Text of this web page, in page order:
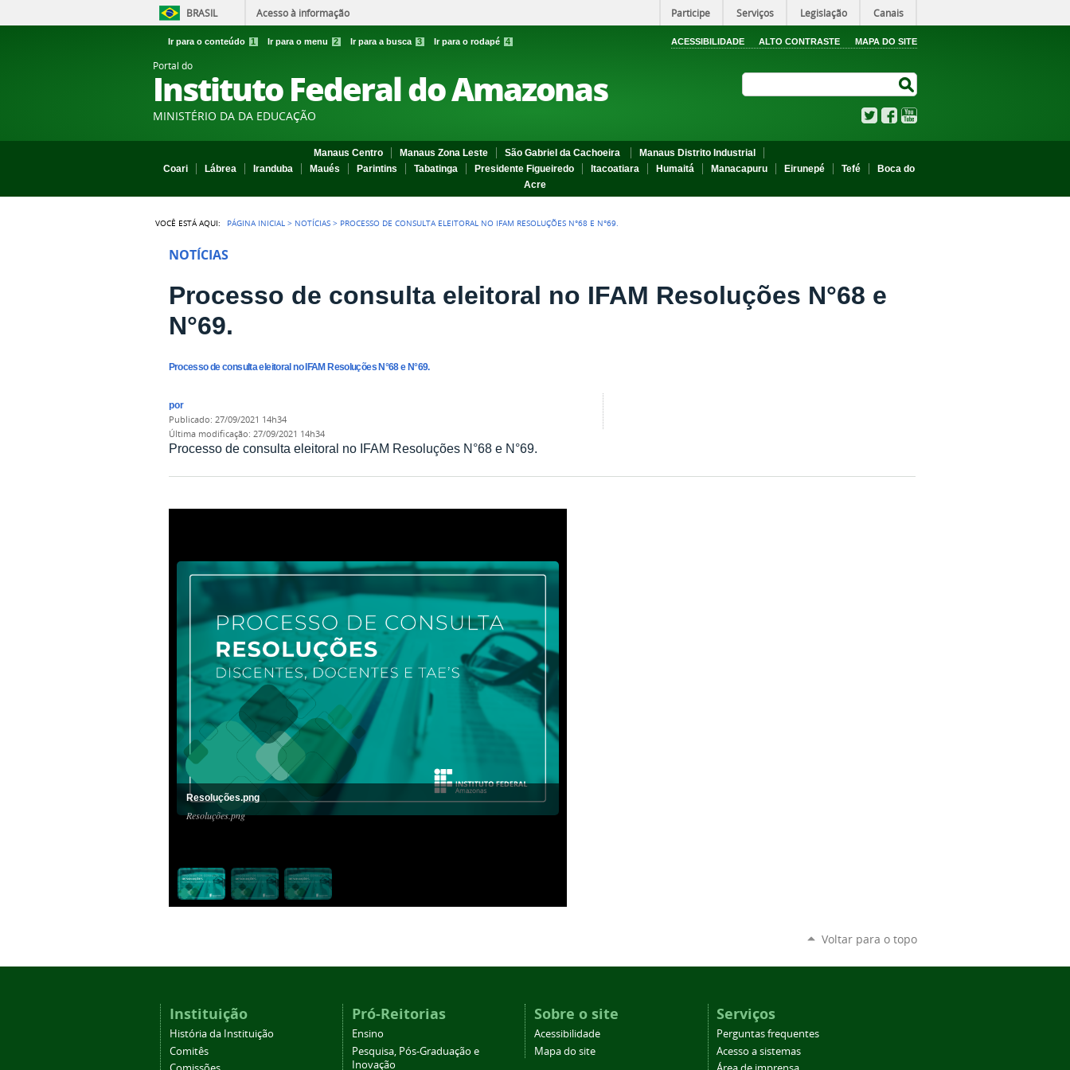
BRASIL Acesso à informação Participe Serviços Legislação Canais
Ir para o conteúdo 1 Ir para o menu 2 Ir para a busca 3 Ir para o rodapé 4 ACESSIBILIDADE ALTO CONTRASTE MAPA DO SITE
Portal do
Instituto Federal do Amazonas
MINISTÉRIO DA DA EDUCAÇÃO TwitterFacebook
Manaus Centro Manaus Zona Leste São Gabriel da Cachoeira
Manaus Distrito Industrial
Coari
Lábrea Iranduba Maués Parintins Tabatinga Presidente Figueiredo Itacoatiara Humaitá Manacapuru Eirunepé Tefé
Boca do
Acre
VOCÊ ESTÁ AQUI: PÁGINA INICIAL > NOTÍCIAS > PROCESSO DE CONSULTA ELEITORAL NO IFAM RESOLUÇÕES N°68 E N°69.
NOTÍCIAS
Processo de consulta eleitoral no IFAM Resoluções N°68 e
N°69.
Processo de consulta eleitoral no IFAM Resoluções N°68 e N°69.
por
publicado: 27/09/2021 14h34
última modificação: 27/09/2021 14h34
Processo de consulta eleitoral no IFAM Resoluções N°68 e N°69.
Resoluções.png
Resoluções.png
Voltar para o topo
Instituição
História da Instituição
Comitês
Pró-Reitorias
Ensino
Pesquisa, Pós-Graduação e
Inovação
Sobre o site
Acessibilidade
Mapa do site
Serviços
Perguntas frequentes
Acesso a sistemas